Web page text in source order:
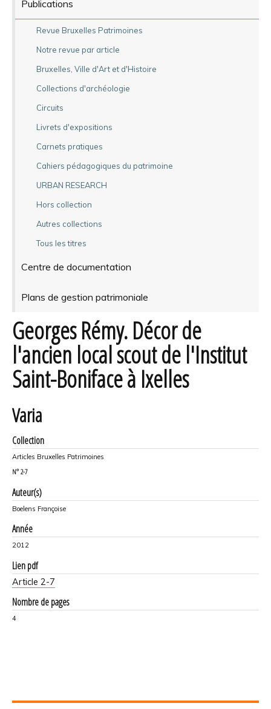
Publications
Revue Bruxelles Patrimoines
Notre revue par article
Bruxelles, Ville d'Art et d'Histoire
Collections d'archéologie
Circuits
Livrets d'expositions
Carnets pratiques
Cahiers pédagogiques du patrimoine
URBAN RESEARCH
Hors collection
Autres collections
Tous les titres
Centre de documentation
Plans de gestion patrimoniale
Georges Rémy. Décor de
l'ancien local scout de l'Institut
Saint-Boniface à Ixelles
Varia
Collection
Articles Bruxelles Patrimoines
N° 2-7
Auteur(s)
Boelens Françoise
Année
2012
Lien pdf
Article 2-7
Nombre de pages
4